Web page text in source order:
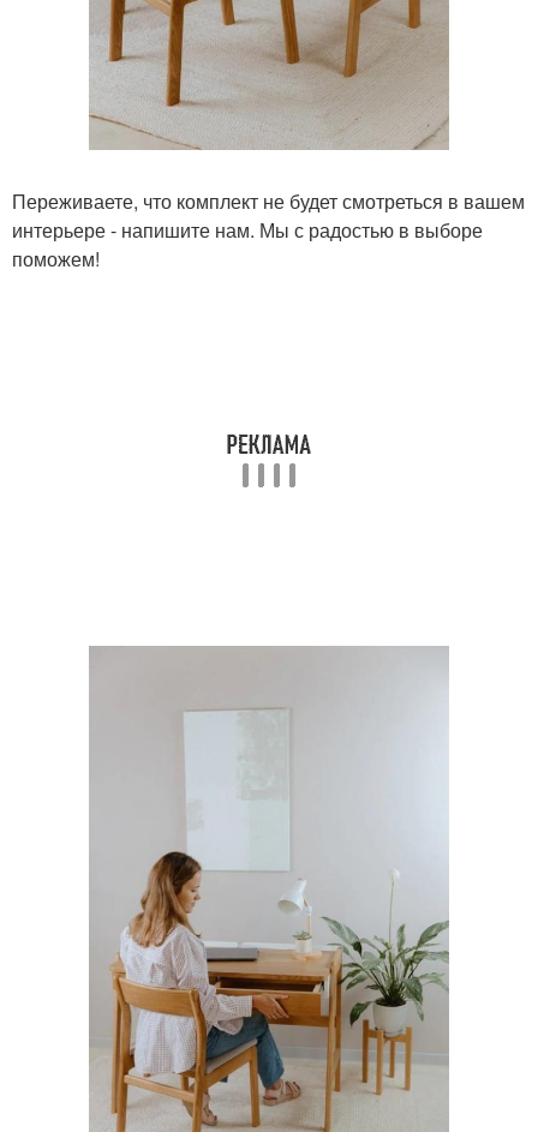
Переживаете, что комплект не будет смотреться в вашем
интерьере - напишите нам. Мы с радостью в выборе
поможем!